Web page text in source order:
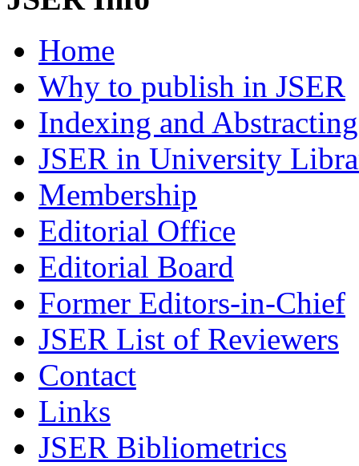
Home
Why to publish in JSER
Indexing and Abstracting
JSER in University
Membership
Editorial Office
Editorial Board
Former Editors-in-Chief
JSER List of Reviewers
Contact
Links
JSER Bibliometrics